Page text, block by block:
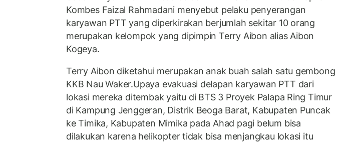
Kombes Faizal Rahmadani menyebut pelaku penyerangan
karyawan PTT yang diperkirakan berjumlah sekitar 10 orang
merupakan kelompok yang dipimpin Terry Aibon alias Aibon
Kogeya.
Terry Aibon diketahui merupakan anak buah salah satu gembong
KKB Nau Waker.Upaya evakuasi delapan karyawan PTT dari
lokasi mereka ditembak yaitu di BTS 3 Proyek Palapa Ring Timur
di Kampung Jenggeran, Distrik Beoga Barat, Kabupaten Puncak
ke Timika, Kabupaten Mimika pada Ahad pagi belum bisa
dilakukan karena helikopter tidak bisa menjangkau lokasi itu